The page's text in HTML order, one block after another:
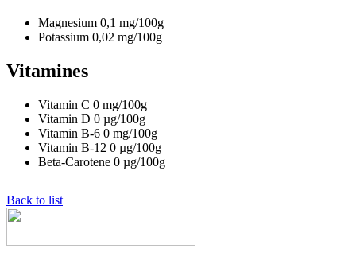
Magnesium 0,1 mg/100g
Potassium 0,02 mg/100g
Vitamines
Vitamin C 0 mg/100g
Vitamin D 0 µg/100g
Vitamin B-6 0 mg/100g
Vitamin B-12 0 µg/100g
Beta-Carotene 0 µg/100g
Back to list